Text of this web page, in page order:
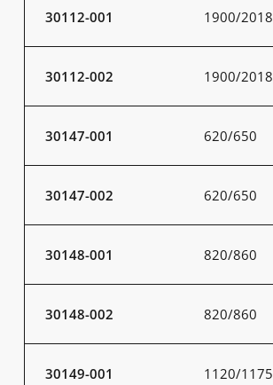
30112-001 1900/2018
30112-002 1900/2018
30147-001 620/650
30147-002 620/650
30148-001 820/860
30148-002 820/860
30149-001 1120/1175